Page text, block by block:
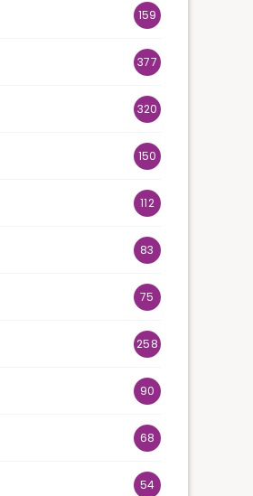
159
377
320
150
112
83
75
258
90
68
54